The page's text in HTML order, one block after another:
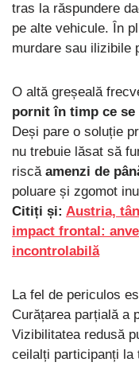
tras la răspundere
pe alte vehicule. În
murdare sau ilizibile
O altă greșeală
pornit în timp ce se
Deși pare o soluție
nu trebuie lăsat să
riscă amenzi de
poluare și zgomot
Citiți și: Austria,
impact frontal:
incontrolabilă
La fel de periculos
Curățarea parțială a
Vizibilitatea redusă
ceilalți participanți la